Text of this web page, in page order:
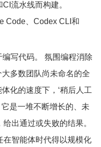
流水线而构建。
Code、Codex CLI和
写代码。 氛围编程消除
多数团队尚未命名的全
化的速度下，‘稍后人工
是一堆不断增长的、未
出通过或失败的结果。
在智能体时代得以规模化